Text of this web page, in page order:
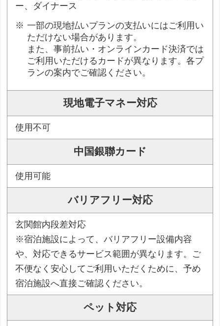
ー、ダイナース
一部の現地払いプランの支払いにはご利用い
ただけない場合があります。
また、事前払い・オンラインカード決済では
ご利用いただけるカードが異なります。各プ
ランの案内でご確認ください。
現地電子マネー対応
使用不可
中国銀聯カード
使用可能
バリアフリー対応
玄関館内段差対応
※宿泊施設によって、バリアフリー設備内容
や、対応できるサービス範囲が異なります。ご
不便なく安心してご利用いただくために、予め
宿泊施設へ直接ご確認ください。
ペット対応